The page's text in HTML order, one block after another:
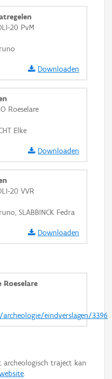
20 PvM
Downloaden
Roeselare
Elke
Downloaden
20 VVR
SLABBINCK Fedra
Downloaden
Roeselare
eindverslagen/3396
archeologisch traject kan
.